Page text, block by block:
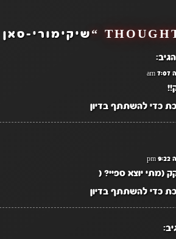
שיקימורי-סאן
הגיב:
כדי להשתתף בדיון
(מתי יוצא ספיי? (
כדי להשתתף בדיון